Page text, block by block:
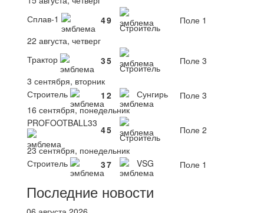
Сплав-1
49
Строитель
Поле 1
22 августа, четверг
Трактор
35
Строитель
Поле 3
3 сентября, вторник
Строитель
1 2 Сунгирь
Поле 3
16 сентября, понедельник
PROFOOTBALL33
45
Строитель
Поле 2
23 сентября, понедельник
Строитель
37 VSG Поле 1
Последние новости